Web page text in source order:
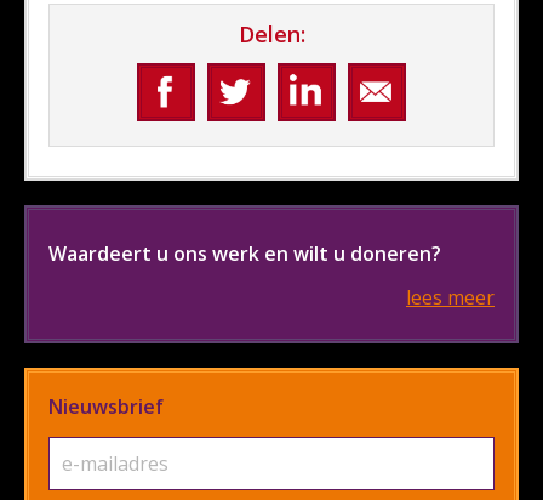
Delen:
Waardeert u ons werk en wilt u doneren?
lees meer
Nieuwsbrief